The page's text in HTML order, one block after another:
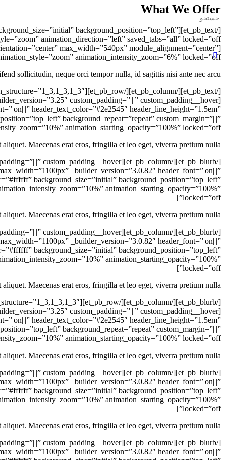
جست
و
جو
برای:
What We Offer
background_position=”top_left”
max_width=”540px” module_alignment=”center”
animation_intensity_zoom=”6%” locked=”off”]
sollicitudin, neque orci tempor nulla, id sagittis nisi ante nec arcu.
header_text_color=”#2e2545″ header_line_height=”1.5em”
background_repeat=”repeat” custom_margin=”|||”
animation_starting_opacity=”100%” locked=”off”]
aliquet. Maecenas erat eros, fringilla et leo eget, viverra pretium nulla.
_builder_version=”3.0.82″ header_font=”|on|||”
background_size=”initial” background_position=”top_left”
animation_starting_opacity=”100%”
locked=”off”]
aliquet. Maecenas erat eros, fringilla et leo eget, viverra pretium nulla.
_builder_version=”3.0.82″ header_font=”|on|||”
background_size=”initial” background_position=”top_left”
animation_starting_opacity=”100%”
locked=”off”]
aliquet. Maecenas erat eros, fringilla et leo eget, viverra pretium nulla.
header_text_color=”#2e2545″ header_line_height=”1.5em”
background_repeat=”repeat” custom_margin=”|||”
animation_starting_opacity=”100%” locked=”off”]
aliquet. Maecenas erat eros, fringilla et leo eget, viverra pretium nulla.
_builder_version=”3.0.82″ header_font=”|on|||”
background_size=”initial” background_position=”top_left”
animation_starting_opacity=”100%”
locked=”off”]
aliquet. Maecenas erat eros, fringilla et leo eget, viverra pretium nulla.
_builder_version=”3.0.82″ header_font=”|on|||”